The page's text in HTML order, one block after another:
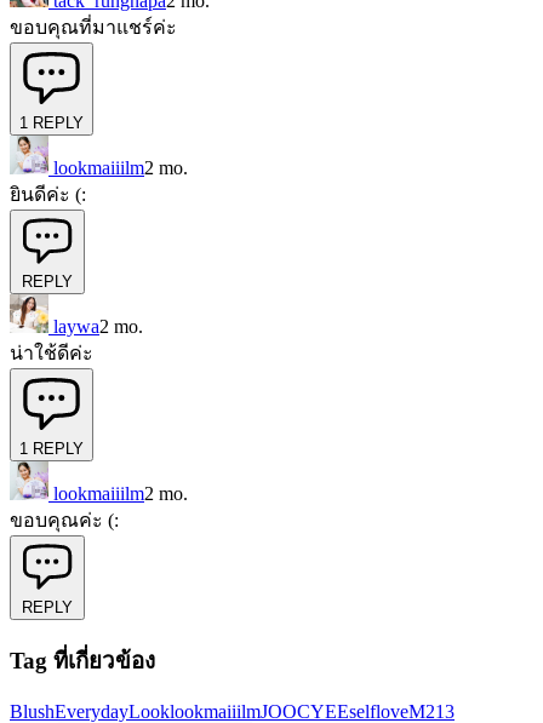
ขอบคุณที่มาแชร์ค่ะ
1 REPLY
lookmaiiilm2 mo.
ยินดีค่ะ (:
REPLY
laywa2 mo.
น่าใช้ดีค่ะ
1 REPLY
lookmaiiilm2 mo.
ขอบคุณค่ะ (:
REPLY
Tag ที่เกี่ยวข้อง
BlushEverydayLooklookmaiiilmJOOCYEEselfloveM213